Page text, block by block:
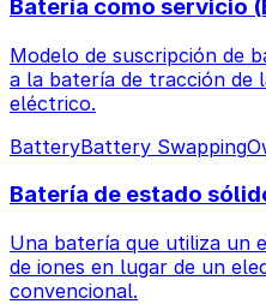
Batería como servicio
Modelo de suscripción de
a la batería de tracción de
eléctrico.
BatteryBattery Swapping
Batería de estado
Una batería que utiliza un
de iones en lugar de un
convencional.